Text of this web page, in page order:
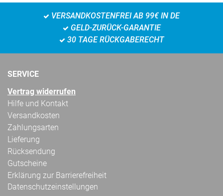
VERSANDKOSTENFREI AB 99€ IN DE
GELD-ZURÜCK-GARANTIE
30 TAGE RÜCKGABERECHT
SERVICE
Vertrag widerrufen
Hilfe und Kontakt
Versandkosten
Zahlungsarten
Lieferung
Rücksendung
Gutscheine
Erklärung zur Barrierefreiheit
Datenschutzeinstellungen